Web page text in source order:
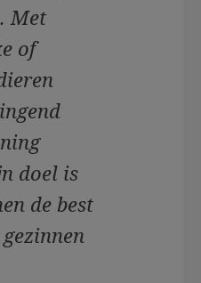
Met
of
doel is
de best